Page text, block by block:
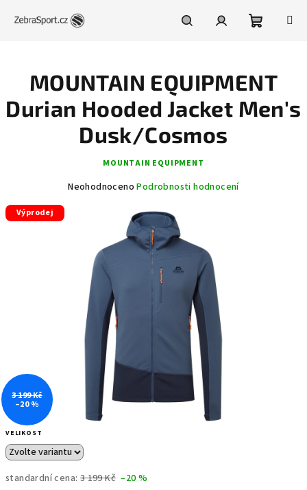
košík
VELIKOST
standardní cena: 3 199 Kč –20 %
MOUNTAIN EQUIPMENT
Durian Hooded Jacket Men's
Dusk/Cosmos
MOUNTAIN EQUIPMENT
Průměrné
hvězdiček.
Neohodnoceno Podrobnosti hodnocení
Výprodej
3 199 Kč
–20 %